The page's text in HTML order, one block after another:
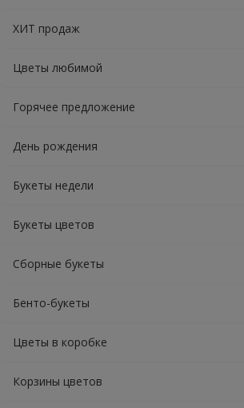
ХИТ продаж
Цветы любимой
Горячее предложение
День рождения
Букеты недели
Букеты цветов
Сборные букеты
Бенто-букеты
Цветы в коробке
Корзины цветов